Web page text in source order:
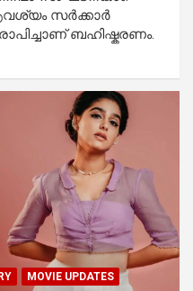
സർക്കാർ
ബഹിഷ്കരണം.
MOVIE UPDATES